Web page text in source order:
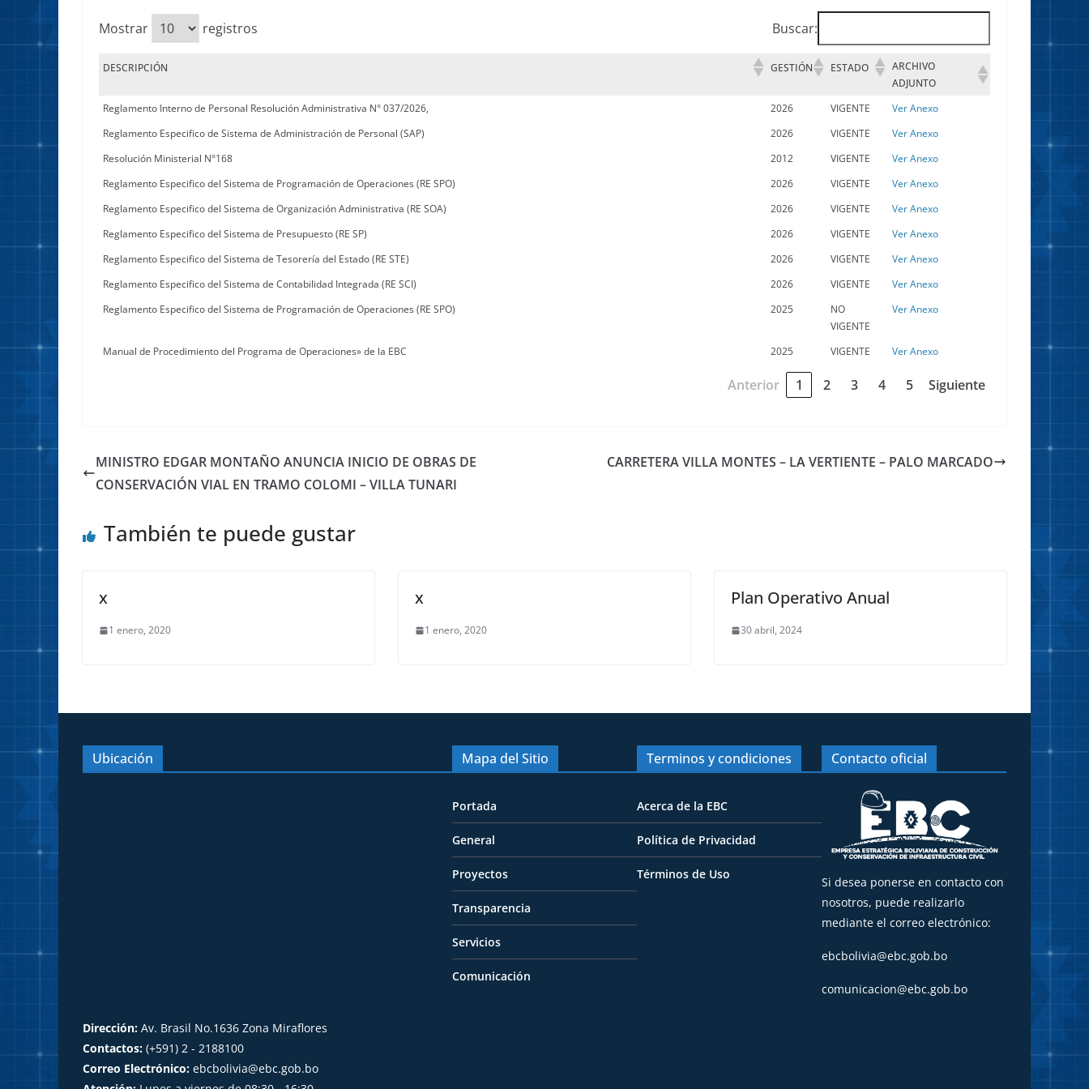
Mostrar registros Buscar:
DESCRIPCIÓN GESTIÓN ESTADO
ARCHIVO
ADJUNTO
Reglamento Interno de Personal Resolución Administrativa N° 037/2026,
2026 VIGENTE
Ver Anexo
Reglamento Especifico de Sistema de Administración de Personal (SAP)
2026 VIGENTE
Ver Anexo
Resolución Ministerial N°168
2012 VIGENTE
Ver Anexo
Reglamento Especifico del Sistema de Programación de Operaciones (RE SPO)
2026 VIGENTE
Ver Anexo
Reglamento Especifico del Sistema de Organización Administrativa (RE SOA)
2026 VIGENTE
Ver Anexo
Reglamento Especifico del Sistema de Presupuesto (RE SP)
2026 VIGENTE
Ver Anexo
Reglamento Especifico del Sistema de Tesorería del Estado (RE STE)
2026 VIGENTE
Ver Anexo
Reglamento Especifico del Sistema de Contabilidad Integrada (RE SCI)
2026 VIGENTE
Ver Anexo
Reglamento Especifico del Sistema de Programación de Operaciones (RE SPO)
2025
NO
VIGENTE
Ver Anexo
Manual de Procedimiento del Programa de Operaciones» de la EBC 2025 VIGENTE Ver Anexo
Anterior 1 2 3 4 5 Siguiente
MINISTRO EDGAR MONTAÑO ANUNCIA INICIO DE OBRAS DE
CONSERVACIÓN VIAL EN TRAMO COLOMI – VILLA TUNARI
CARRETERA VILLA MONTES – LA VERTIENTE – PALO MARCADO
También te puede gustar
x
1 enero, 2020
x
1 enero, 2020
Plan Operativo Anual
30 abril, 2024
Ubicación
Dirección: Av. Brasil No.1636 Zona Miraflores
Contactos: (+591) 2 - 2188100
Correo Electrónico: ebcbolivia@ebc.gob.bo
Mapa del Sitio
Portada
General
Proyectos
Transparencia
Servicios
Comunicación
Terminos y condiciones
Acerca de la EBC
Política de Privacidad
Términos de Uso
Contacto oficial
Si desea ponerse en contacto con
nosotros, puede realizarlo
mediante el correo electrónico:
ebcbolivia@ebc.gob.bo
comunicacion@ebc.gob.bo